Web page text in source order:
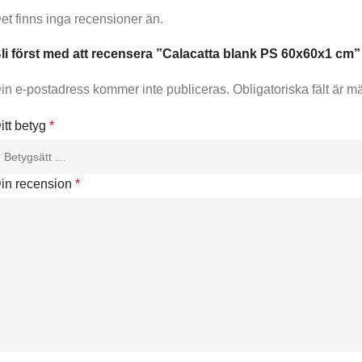
finns inga recensioner än.
först med att recensera ”Calacatta blank PS 60x60x1 cm”
e-postadress kommer inte publiceras. Obligatoriska fält är
betyg *
recension *